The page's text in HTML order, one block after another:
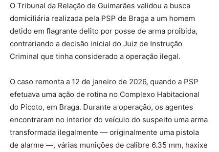
O Tribunal da Relação de Guimarães validou a busca
domiciliária realizada pela PSP de Braga a um homem
detido em flagrante delito por posse de arma proibida,
contrariando a decisão inicial do Juiz de Instrução
Criminal que tinha considerado a operação ilegal.
O caso remonta a 12 de janeiro de 2026, quando a PSP
efetuava uma ação de rotina no Complexo Habitacional
do Picoto, em Braga. Durante a operação, os agentes
encontraram no interior do veículo do suspeito uma arma
transformada ilegalmente — originalmente uma pistola
de alarme —, várias munições de calibre 6.35 mm, haxixe